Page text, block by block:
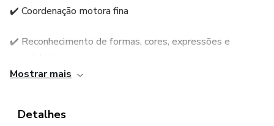
✔️ Coordenação motora fina
✔️ Reconhecimento de formas, cores, expressões e
✔️ Criatividade e concentração
Mostrar mais
Detalhes